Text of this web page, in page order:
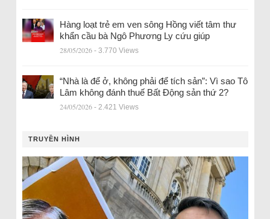
Hàng loạt trẻ em ven sông Hồng viết tâm thư
khẩn cầu bà Ngô Phương Ly cứu giúp
28/05/2026 - 3.770 Views
“Nhà là để ở, không phải để tích sản”: Vì sao Tô
Lâm không đánh thuế Bất Động sản thứ 2?
24/05/2026 - 2.421 Views
TRUYỀN HÌNH